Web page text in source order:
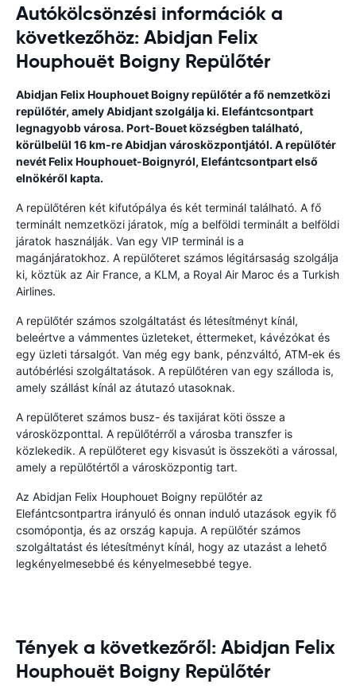
Autókölcsönzési információk a
következőhöz: Abidjan Felix
Houphouët Boigny Repülőtér
Abidjan Felix Houphouet Boigny repülőtér a fő nemzetközi
repülőtér, amely Abidjant szolgálja ki. Elefántcsontpart
legnagyobb városa. Port-Bouet községben található,
körülbelül 16 km-re Abidjan városközpontjától. A repülőtér
nevét Felix Houphouet-Boignyról, Elefántcsontpart első
elnökéről kapta.
A repülőtéren két kifutópálya és két terminál található. A fő
terminált nemzetközi járatok, míg a belföldi terminált a belföldi
járatok használják. Van egy VIP terminál is a
magánjáratokhoz. A repülőteret számos légitársaság szolgálja
ki, köztük az Air France, a KLM, a Royal Air Maroc és a Turkish
Airlines.
A repülőtér számos szolgáltatást és létesítményt kínál,
beleértve a vámmentes üzleteket, éttermeket, kávézókat és
egy üzleti társalgót. Van még egy bank, pénzváltó, ATM-ek és
autóbérlési szolgáltatások. A repülőtéren van egy szálloda is,
amely szállást kínál az átutazó utasoknak.
A repülőteret számos busz- és taxijárat köti össze a
városközponttal. A repülőtérről a városba transzfer is
közlekedik. A repülőteret egy kisvasút is összeköti a várossal,
amely a repülőtértől a városközpontig tart.
Az Abidjan Felix Houphouet Boigny repülőtér az
Elefántcsontpartra irányuló és onnan induló utazások egyik fő
csomópontja, és az ország kapuja. A repülőtér számos
szolgáltatást és létesítményt kínál, hogy az utazást a lehető
legkényelmesebbé és kényelmesebbé tegye.
Tények a következőről: Abidjan Felix
Houphouët Boigny Repülőtér